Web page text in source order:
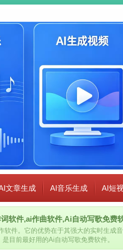
文章生成 AI音乐生成 AI短
软件,ai作曲软件,Ai自动写歌免费
软件。它的优势在于其强大的实时生成
目前最好用的Ai自动写歌免费软件。